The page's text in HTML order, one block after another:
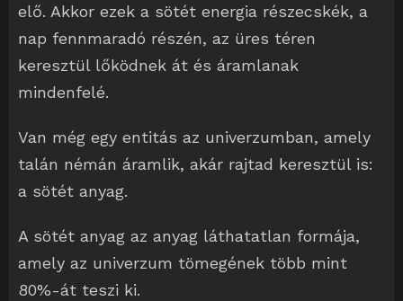
elő. Akkor ezek a sötét energia részecskék, a
nap fennmaradó részén, az üres téren
keresztül lőködnek át és áramlanak
mindenfelé.
Van még egy entitás az univerzumban, amely
talán némán áramlik, akár rajtad keresztül is:
a sötét anyag.
A sötét anyag az anyag láthatatlan formája,
amely az univerzum tömegének több mint
80%-át teszi ki.